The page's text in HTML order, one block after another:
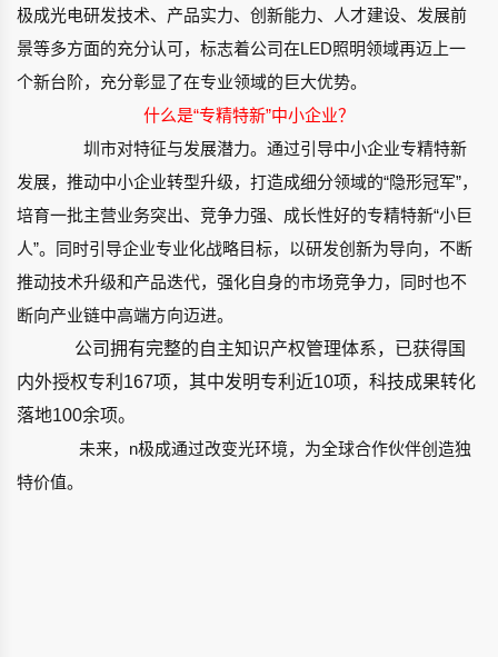
极成光电研发技术、产品实力、创新能力、人才建设、发展前
景等多方面的充分认可，标志着公司在LED照明领域再迈上一
个新台阶，充分彰显了在专业领域的巨大优势。
什么是“专精特新”中小企业？
圳市对特征与发展潜力。通过引导中小企业专精特新
发展，推动中小企业转型升级，打造成细分领域的“隐形冠军”，
培育一批主营业务突出、竞争力强、成长性好的专精特新“小巨
人”。同时引导企业专业化战略目标，以研发创新为导向，不断
推动技术升级和产品迭代，强化自身的市场竞争力，同时也不
断向产业链中高端方向迈进。
公司拥有完整的自主知识产权管理体系，已获得国
内外授权专利167项，其中发明专利近10项，科技成果转化
落地100余项。
未来， n极成通过改变光环境，为全球合作伙伴创造独
特价值。